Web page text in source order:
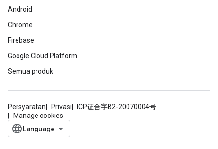
Android
Chrome
Firebase
Google Cloud Platform
Semua produk
Persyaratan Privasi
ICP证合字B2-20070004号
Manage cookies